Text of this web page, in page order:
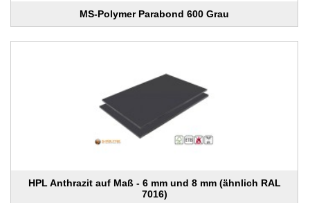
MS-Polymer Parabond 600 Grau
HPL Anthrazit auf Maß - 6 mm und 8 mm (ähnlich RAL
7016)